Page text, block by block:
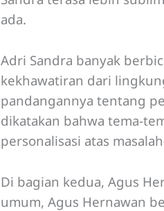
ada.
Adri Sandra banyak
kekhawatiran dari
pandangannya tentang
dikatakan bahwa tema-
personalisasi atas
Di bagian kedua, Agus
umum, Agus Hernawan